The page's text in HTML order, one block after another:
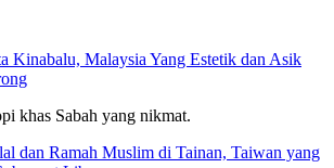
Kinabalu, Malaysia Yang Estetik dan Asik
khas Sabah yang nikmat.
dan Ramah Muslim di Tainan, Taiwan yang